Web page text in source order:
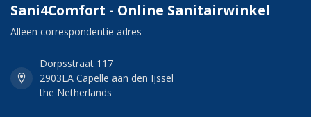
Sani4Comfort - Online Sanitairwinkel
Alleen correspondentie adres
Dorpsstraat 117
2903LA Capelle aan den Ijssel
the Netherlands